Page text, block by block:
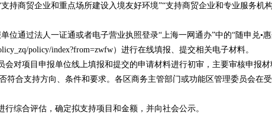
持商贸企业和重点场所建设入境友好环境”“支持商贸企业和专业服务机
通过法人一证通或者电子营业执照登录“上海一网通办”中的“随申兑•
policy/index?from=zwfw）进行在线填报、提交相关电子材料。
对项目申报单位线上填报和提交的申请材料进行初审，主要审核申报材
符合支持方向、条件和要求。各区商务主管部门或功能区管理委员会在
合评估，确定拟支持项目和金额，并向社会公示。